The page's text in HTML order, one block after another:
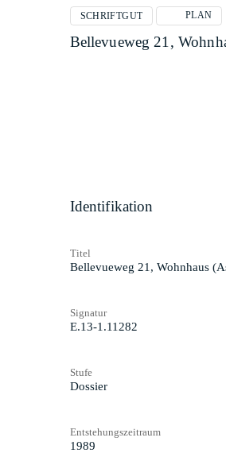
SCHRIFTGUT PLAN
Bellevueweg 21,
Identifikation
Titel
Bellevueweg 21, Wohnhaus
Signatur
E.13-1.11282
Stufe
Dossier
Entstehungszeitraum
1989